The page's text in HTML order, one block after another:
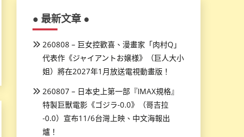
● 最新文章 ●
260808 – 巨女控歡喜、漫畫家「肉村Q」
代表作《ジャイアントお嬢様》（巨人大小
姐）將在2027年1月放送電視動畫版！
260807 – 日本史上第一部『IMAX規格』
特製巨獸電影《ゴジラ-0.0》（哥吉拉
-0.0）宣布11/6台灣上映、中文海報出
爐！